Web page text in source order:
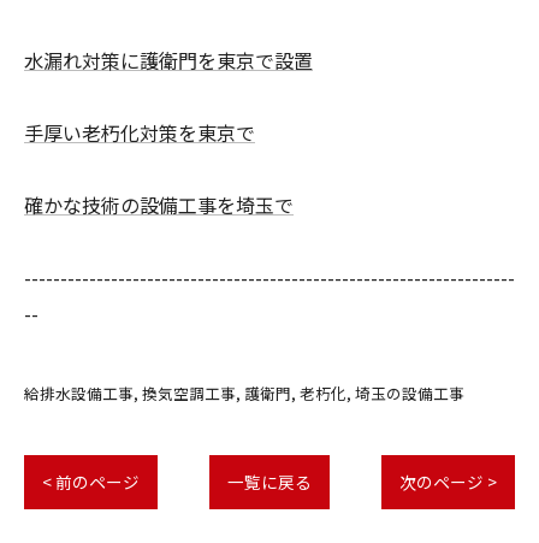
水漏れ対策に護衛門を東京で設置
手厚い老朽化対策を東京で
確かな技術の設備工事を埼玉で
--------------------------------------------------------------------
--
給排水設備工事 換気空調工事 護衛門 老朽化 埼玉の設備工事
< 前のページ 一覧に戻る 次のページ >